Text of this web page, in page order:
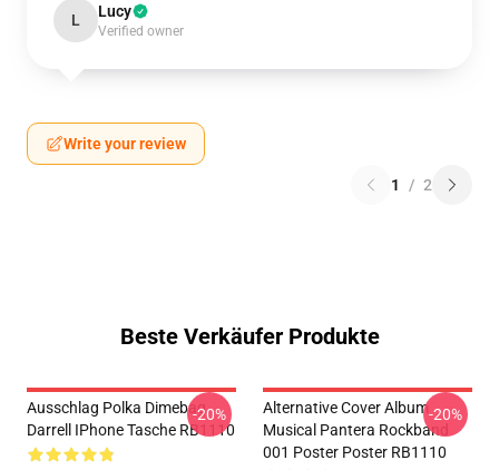
L Lucy
Verified owner
Write your review
1 / 2
Beste Verkäufer Produkte
Ausschlag Polka Dimebag
Darrell IPhone Tasche RB1110
-20%
Alternative Cover Album
Musical Pantera Rockband
001 Poster Poster RB1110
-20%